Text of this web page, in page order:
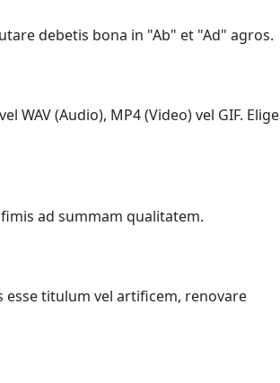
debetis bona in "Ab" et "Ad" agros.
(Audio), MP4 (Video) vel GIF. Elige
ad summam qualitatem.
titulum vel artificem, renovare